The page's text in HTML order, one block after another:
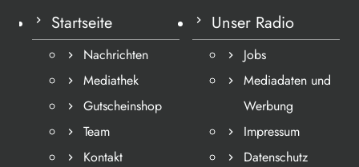
Startseite
Nachrichten
Mediathek
Gutscheinshop
Team
Kontakt
Unser Radio
Jobs
Mediadaten und
Werbung
Impressum
Datenschutz